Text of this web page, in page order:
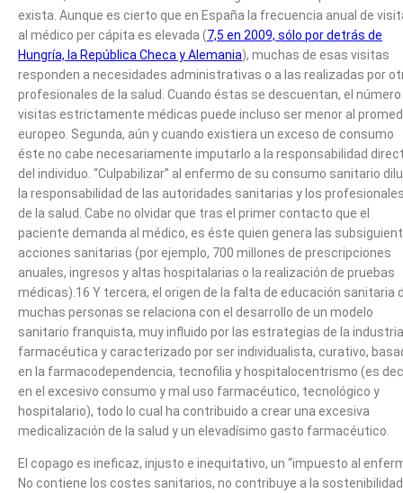
exista. Aunque es cierto que en España la frecuencia anual de
al médico per cápita es elevada (7,5 en 2009, sólo por detrás de
Hungría, la República Checa y Alemania), muchas de esas visitas
responden a necesidades administrativas o a las realizadas por
profesionales de la salud. Cuando éstas se descuentan, el número
visitas estrictamente médicas puede incluso ser menor al
europeo. Segunda, aún y cuando existiera un exceso de consumo
éste no cabe necesariamente imputarlo a la responsabilidad
del individuo. “Culpabilizar” al enfermo de su consumo sanitario
la responsabilidad de las autoridades sanitarias y los
de la salud. Cabe no olvidar que tras el primer contacto que el
paciente demanda al médico, es éste quien genera las
acciones sanitarias (por ejemplo, 700 millones de prescripciones
anuales, ingresos y altas hospitalarias o la realización de pruebas
médicas).16 Y tercera, el origen de la falta de educación sanitaria
muchas personas se relaciona con el desarrollo de un modelo
sanitario franquista, muy influido por las estrategias de la industria
farmacéutica y caracterizado por ser individualista, curativo,
en la farmacodependencia, tecnofilia y hospitalocentrismo (es
en el excesivo consumo y mal uso farmacéutico, tecnológico y
hospitalario), todo lo cual ha contribuido a crear una excesiva
medicalización de la salud y un elevadísimo gasto farmacéutico.
El copago es ineficaz, injusto e inequitativo, un “impuesto al
No contiene los costes sanitarios, no contribuye a la sostenibilidad